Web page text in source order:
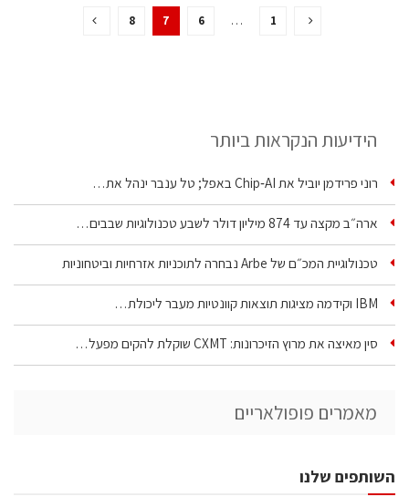
1
…
6
7
8
הידיעות הנקראות ביותר
רוני פרידמן יוביל את Chip‑AI באפל; טל ענבר ינהל את…
ארה״ב מקצה עד 874 מיליון דולר לשבע טכנולוגיות שבבים…
טכנולוגיית המכ״ם של Arbe נבחרה לתוכניות אזרחיות וביטחוניות
IBM וקידמה מציגות תוצאות קוונטיות מעבר ליכולת…
סין מאיצה את מרוץ הזיכרונות: CXMT שוקלת להקים מפעל…
מאמרים פופולאריים
השותפים שלנו